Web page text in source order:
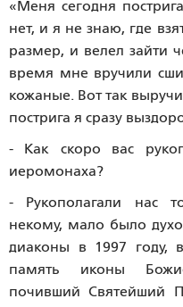
«Меня сегодня
нет, и я не знаю, где
размер, и велел зайти
время мне вручили
кожаные. Вот так
пострига я сразу
- Как скоро вас
иеромонаха?
- Рукополагали нас
некому, мало было
диаконы в 1997 году,
память иконы
почивший Святейший